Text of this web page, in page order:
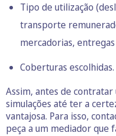
Tipo de utilização
transporte
mercadorias,
Coberturas escolhidas.
Assim, antes de
simulações até ter a
vantajosa. Para isso,
peça a um mediador que